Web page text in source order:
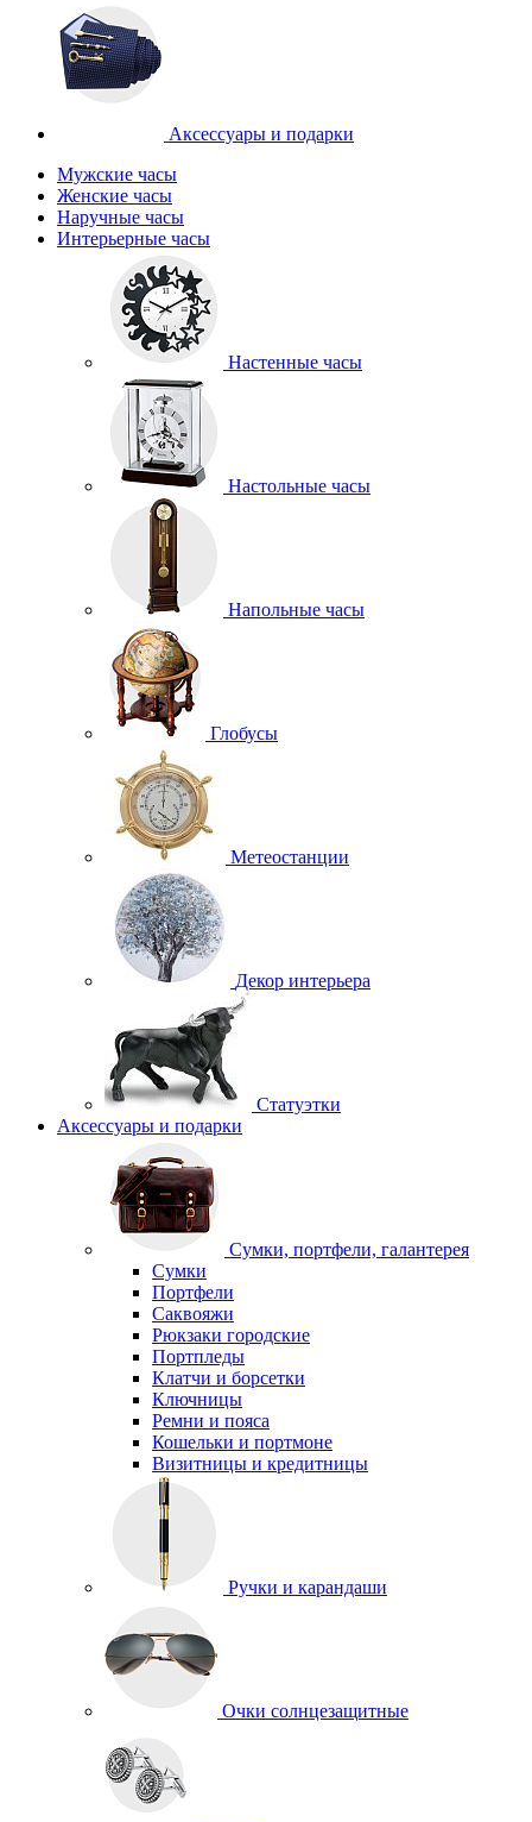
Аксессуары и подарки
Мужские часы
Женские часы
Наручные часы
Интерьерные часы
Настенные часы
Настольные часы
Напольные часы
Глобусы
Метеостанции
Декор интерьера
Статуэтки
Аксессуары и подарки
Сумки, портфели, галантерея
Сумки
Портфели
Саквояжи
Рюкзаки городские
Портпледы
Клатчи и борсетки
Ключницы
Ремни и пояса
Кошельки и портмоне
Визитницы и кредитницы
Ручки и карандаши
Очки солнцезащитные